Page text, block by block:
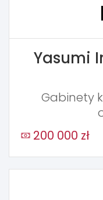
Yasumi
Gabinety
200 000 zł